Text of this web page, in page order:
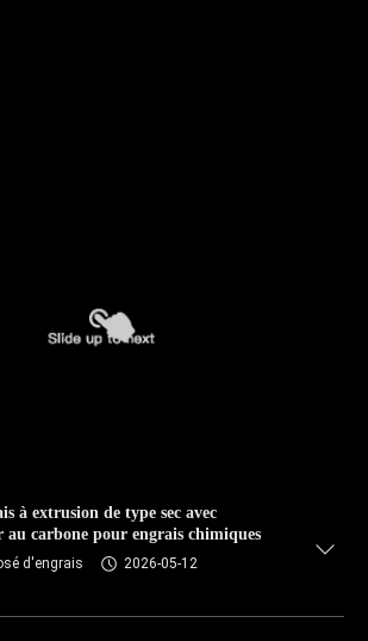
à extrusion de type sec avec
au carbone pour engrais chimiques
d'engrais
2026-05-12